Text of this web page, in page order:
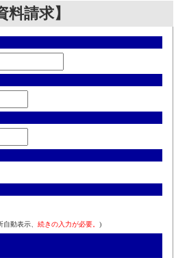
料請求】
動表示、 続きの入力が必要。 )